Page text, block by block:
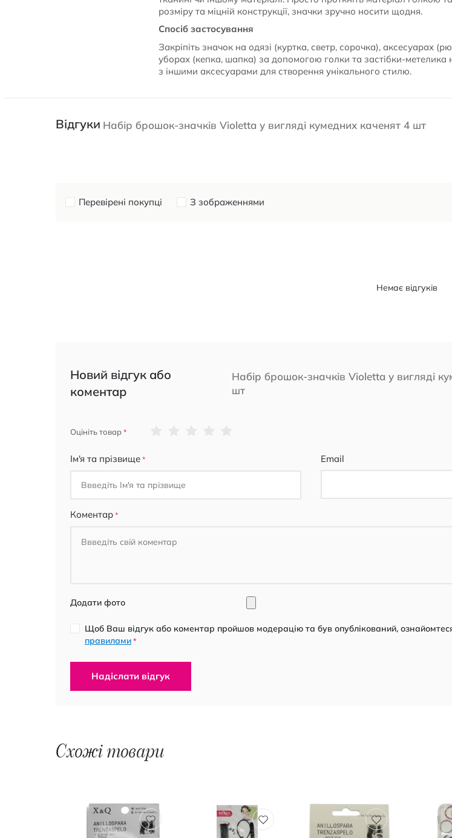
розміру та міцній конструкції, значки зручно носити щодня.
Спосіб застосування
Закріпіть значок на одязі (куртка, светр, сорочка), аксесуарах
уборах (кепка, шапка) за допомогою голки та застібки-метелика
з іншими аксесуарами для створення унікального стилю.
Відгуки Набір брошок-значків Violetta у вигляді кумедних каченят 4 шт
Перевірені покупці З зображеннями
Немає відгуків
Новий відгук або
коментар
Набір брошок-значків Violetta у вигляді
шт
Оцініть товар
Ім'я та прізвище Email
Коментар
Додати фото
Щоб Ваш відгук або коментар пройшов модерацію та був опублікований,
правилами *
Надіслати відгук
Схожі товари